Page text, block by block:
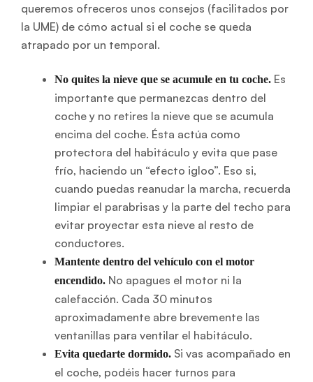
queremos ofreceros unos consejos (facilitados por
la UME) de cómo actual si el coche se queda
atrapado por un temporal.
No quites la nieve que se acumule en tu coche. Es
importante que permanezcas dentro del
coche y no retires la nieve que se acumula
encima del coche. Ésta actúa como
protectora del habitáculo y evita que pase
frío, haciendo un “efecto igloo”. Eso si,
cuando puedas reanudar la marcha, recuerda
limpiar el parabrisas y la parte del techo para
evitar proyectar esta nieve al resto de
conductores.
Mantente dentro del vehículo con el motor
encendido. No apagues el motor ni la
calefacción. Cada 30 minutos
aproximadamente abre brevemente las
ventanillas para ventilar el habitáculo.
Evita quedarte dormido. Si vas acompañado en
el coche, podéis hacer turnos para